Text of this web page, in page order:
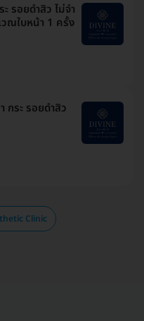
รอยดำสิว ไม่จำ
ณใบหน้า 1 ครั้ง
กระ​ รอยดำสิว
Clinic